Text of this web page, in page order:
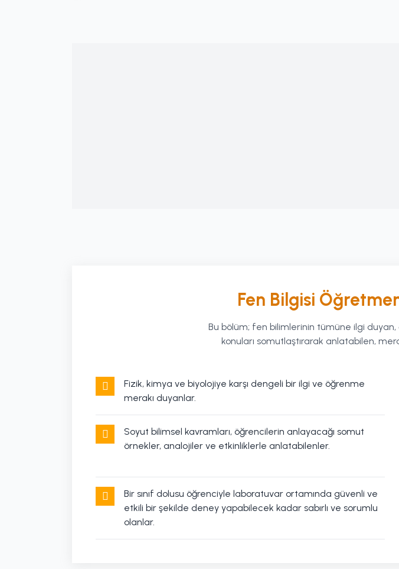
Fen Bilgisi
Bu bölüm; fen bilimlerinin tümüne ilgi
konuları somutlaştırarak anlatabilen,
Fizik, kimya ve biyolojiye karşı dengeli bir ilgi ve öğrenme
merakı duyanlar.
Soyut bilimsel kavramları, öğrencilerin anlayacağı somut
örnekler, analojiler ve etkinliklerle anlatabilenler.
Bir sınıf dolusu öğrenciyle laboratuvar ortamında güvenli ve
etkili bir şekilde deney yapabilecek kadar sabırlı ve sorumlu
olanlar.